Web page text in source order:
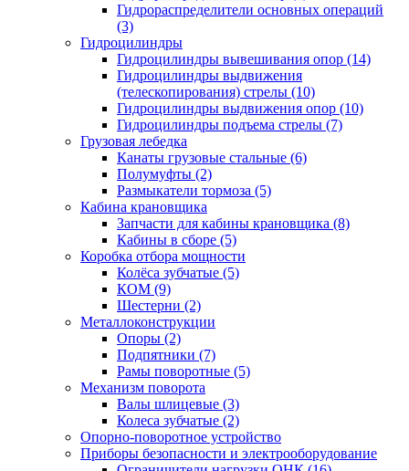
Гидрораспределители основных операций
(3)
Гидроцилиндры
Гидроцилиндры вывешивания опор (14)
Гидроцилиндры выдвижения
(телескопирования) стрелы (10)
Гидроцилиндры выдвижения опор (10)
Гидроцилиндры подъема стрелы (7)
Грузовая лебедка
Канаты грузовые стальные (6)
Полумуфты (2)
Размыкатели тормоза (5)
Кабина крановщика
Запчасти для кабины крановщика (8)
Кабины в сборе (5)
Коробка отбора мощности
Колёса зубчатые (5)
КОМ (9)
Шестерни (2)
Металлоконструкции
Опоры (2)
Подпятники (7)
Рамы поворотные (5)
Механизм поворота
Валы шлицевые (3)
Колеса зубчатые (2)
Опорно-поворотное устройство
Приборы безопасности и электрооборудование